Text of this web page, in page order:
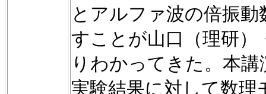
とアルファ波の倍振
すことが山口（理研）
りわかってきた。 本講
実験結果に対して数